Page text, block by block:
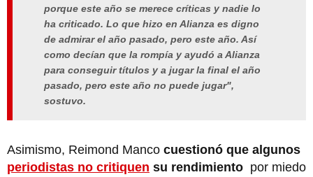
porque este año se merece críticas y nadie lo
ha criticado. Lo que hizo en Alianza es digno
de admirar el año pasado, pero este año. Así
como decían que la rompía y ayudó a Alianza
para conseguir títulos y a jugar la final el año
pasado, pero este año no puede jugar",
sostuvo.
Asimismo, Reimond Manco cuestionó que algunos
periodistas no critiquen su rendimiento por miedo